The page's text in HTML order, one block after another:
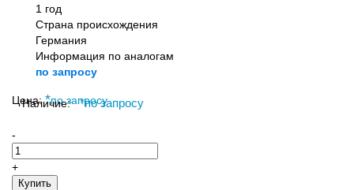
1 год
Страна происхождения
Германия
Информация по аналогам
по запросу
Цена: *по запросу
Наличие: *по запросу
-
+
Купить